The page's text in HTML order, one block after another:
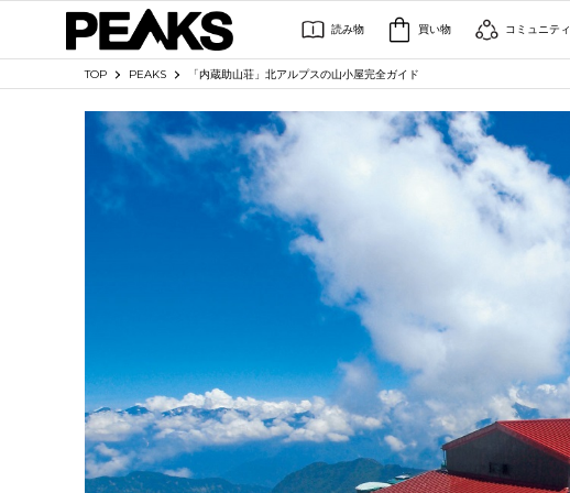
読み物 買い物 コミュニティ
TOP PEAKS 「内蔵助山荘」北アルプスの山小屋完全ガイド